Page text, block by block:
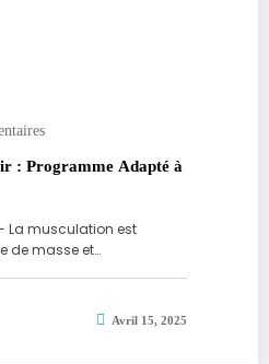
: Programme Adapté à
La musculation est
de masse et…
Avril 15, 2025